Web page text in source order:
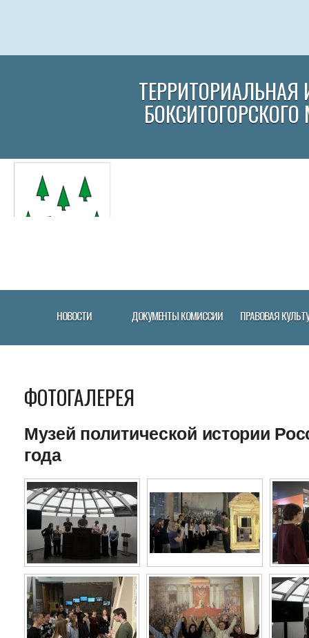
НОВОСТИ ДОКУМЕНТЫ КОМИССИИ ПРАВОВАЯ
ФОТОГАЛЕРЕЯ
Музей политической истории
года